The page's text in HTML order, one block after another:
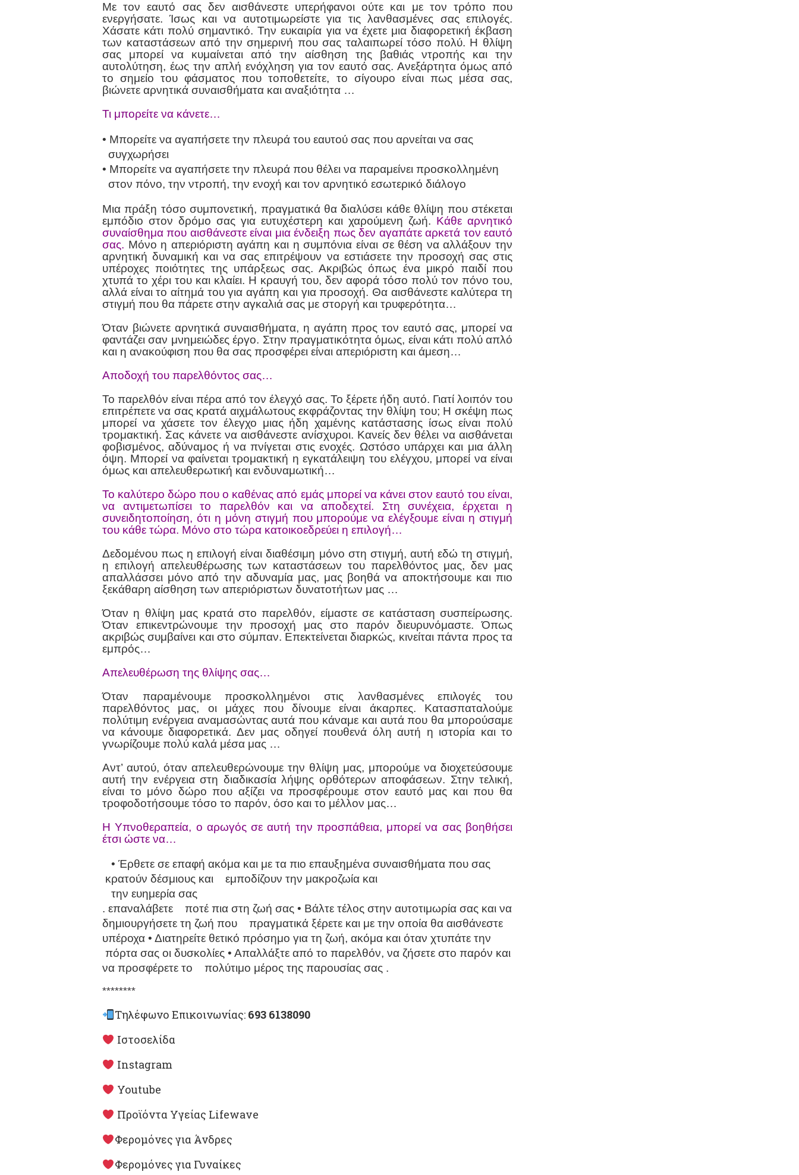
Με τον εαυτό σας δεν αισθάνεστε υπερήφανοι ούτε και με τον τρόπο που
ενεργήσατε. Ίσως και να αυτοτιμωρείστε για τις λανθασμένες σας επιλογές.
Χάσατε κάτι πολύ σημαντικό. Την ευκαιρία για να έχετε μια διαφορετική έκβαση
των καταστάσεων από την σημερινή που σας ταλαιπωρεί τόσο πολύ. Η θλίψη
σας μπορεί να κυμαίνεται από την αίσθηση της βαθιάς ντροπής και την
αυτολύτηση, έως την απλή ενόχληση για τον εαυτό σας. Ανεξάρτητα όμως από
το σημείο του φάσματος που τοποθετείτε, το σίγουρο είναι πως μέσα σας,
βιώνετε αρνητικά συναισθήματα και αναξιότητα …
Τι μπορείτε να κάνετε…
• Μπορείτε να αγαπήσετε την πλευρά του εαυτού σας που αρνείται να σας
συγχωρήσει
• Μπορείτε να αγαπήσετε την πλευρά που θέλει να παραμείνει προσκολλημένη
στον πόνο, την ντροπή, την ενοχή και τον αρνητικό εσωτερικό διάλογο
Μια πράξη τόσο συμπονετική, πραγματικά θα διαλύσει κάθε θλίψη που στέκεται
εμπόδιο στον δρόμο σας για ευτυχέστερη και χαρούμενη ζωή. Κάθε αρνητικό
συναίσθημα που αισθάνεστε είναι μια ένδειξη πως δεν αγαπάτε αρκετά τον εαυτό
σας. Μόνο η απεριόριστη αγάπη και η συμπόνια είναι σε θέση να αλλάξουν την
αρνητική δυναμική και να σας επιτρέψουν να εστιάσετε την προσοχή σας στις
υπέροχες ποιότητες της υπάρξεως σας. Ακριβώς όπως ένα μικρό παιδί που
χτυπά το χέρι του και κλαίει. Η κραυγή του, δεν αφορά τόσο πολύ τον πόνο του,
αλλά είναι το αίτημά του για αγάπη και για προσοχή. Θα αισθάνεστε καλύτερα τη
στιγμή που θα πάρετε στην αγκαλιά σας με στοργή και τρυφερότητα…
Όταν βιώνετε αρνητικά συναισθήματα, η αγάπη προς τον εαυτό σας, μπορεί να
φαντάζει σαν μνημειώδες έργο. Στην πραγματικότητα όμως, είναι κάτι πολύ απλό
και η ανακούφιση που θα σας προσφέρει είναι απεριόριστη και άμεση…
Αποδοχή του παρελθόντος σας…
Το παρελθόν είναι πέρα ​​από τον έλεγχό σας. Το ξέρετε ήδη αυτό. Γιατί λοιπόν του
επιτρέπετε να σας κρατά αιχμάλωτους εκφράζοντας την θλίψη του; Η σκέψη πως
μπορεί να χάσετε τον έλεγχο μιας ήδη χαμένης κατάστασης ίσως είναι πολύ
τρομακτική. Σας κάνετε να αισθάνεστε ανίσχυροι. Κανείς δεν θέλει να αισθάνεται
φοβισμένος, αδύναμος ή να πνίγεται στις ενοχές. Ωστόσο υπάρχει και μια άλλη
όψη. Μπορεί να φαίνεται τρομακτική η εγκατάλειψη του ελέγχου, μπορεί να είναι
όμως και απελευθερωτική και ενδυναμωτική…
Το καλύτερο δώρο που ο καθένας από εμάς μπορεί να κάνει στον εαυτό του είναι,
να αντιμετωπίσει το παρελθόν και να αποδεχτεί. Στη συνέχεια, έρχεται η
συνειδητοποίηση, ότι η μόνη στιγμή που μπορούμε να ελέγξουμε είναι η στιγμή
του κάθε τώρα. Μόνο στο τώρα κατοικοεδρεύει η επιλογή…
Δεδομένου πως η επιλογή είναι διαθέσιμη μόνο στη στιγμή, αυτή εδώ τη στιγμή,
η επιλογή απελευθέρωσης των καταστάσεων του παρελθόντος μας, δεν μας
απαλλάσσει μόνο από την αδυναμία μας, μας βοηθά να αποκτήσουμε και πιο
ξεκάθαρη αίσθηση των απεριόριστων δυνατοτήτων μας …
Όταν η θλίψη μας κρατά στο παρελθόν, είμαστε σε κατάσταση συσπείρωσης.
Όταν επικεντρώνουμε την προσοχή μας στο παρόν διευρυνόμαστε. Όπως
ακριβώς συμβαίνει και στο σύμπαν. Επεκτείνεται διαρκώς, κινείται πάντα προς τα
εμπρός…
Απελευθέρωση της θλίψης σας…
Όταν παραμένουμε προσκολλημένοι στις λανθασμένες επιλογές του
παρελθόντος μας, οι μάχες που δίνουμε είναι άκαρπες. Κατασπαταλούμε
πολύτιμη ενέργεια αναμασώντας αυτά που κάναμε και αυτά που θα μπορούσαμε
να κάνουμε διαφορετικά. Δεν μας οδηγεί πουθενά όλη αυτή η ιστορία και το
γνωρίζουμε πολύ καλά μέσα μας …
Αντ’ αυτού, όταν απελευθερώνουμε την θλίψη μας, μπορούμε να διοχετεύσουμε
αυτή την ενέργεια στη διαδικασία λήψης ορθότερων αποφάσεων. Στην τελική,
είναι το μόνο δώρο που αξίζει να προσφέρουμε στον εαυτό μας και που θα
τροφοδοτήσουμε τόσο το παρόν, όσο και το μέλλον μας…
Η Υπνοθεραπεία, ο αρωγός σε αυτή την προσπάθεια, μπορεί να σας βοηθήσει
έτσι ώστε να…
• Έρθετε σε επαφή ακόμα και με τα πιο επαυξημένα συναισθήματα που σας
κρατούν δέσμιους και
εμποδίζουν την μακροζωία και
την ευημερία σας
. επαναλάβετε ποτέ πια στη ζωή σας • Βάλτε τέλος στην αυτοτιμωρία σας και να
δημιουργήσετε τη ζωή που
πραγματικά ξέρετε και με την οποία θα αισθάνεστε
υπέροχα • Διατηρείτε θετικό πρόσημο για τη ζωή, ακόμα και όταν χτυπάτε την
πόρτα σας οι δυσκολίες • Απαλλάξτε από το παρελθόν, να ζήσετε στο παρόν και
να προσφέρετε το
πολύτιμο μέρος της παρουσίας σας .
********
Τηλέφωνο Επικοινωνίας: 693 6138090
Ιστοσελίδα
Instagram
Youtube
Προϊόντα Υγείας Lifewave
Φερομόνες για Άνδρες
Φερομόνες για Γυναίκες